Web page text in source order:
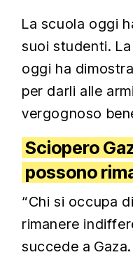
La scuola oggi
suoi studenti.
oggi ha
per darli alle
vergognoso
Sciopero
possono
“Chi si occupa
rimanere
succede a